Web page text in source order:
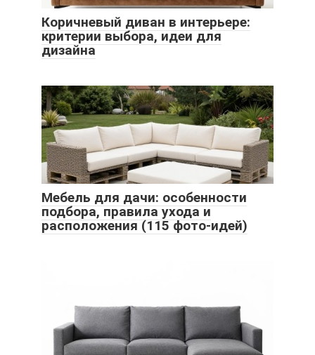
Коричневый диван в интерьере:
критерии выбора, идеи для
дизайна
Мебель для дачи: особенности
подбора, правила ухода и
расположения (115 фото-идей)